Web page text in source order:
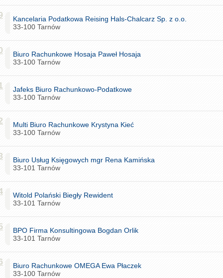
Kancelaria Podatkowa Reising Hals-Chalcarz Sp. z o.o.
33-100 Tarnów
Biuro Rachunkowe Hosaja Paweł Hosaja
33-100 Tarnów
Jafeks Biuro Rachunkowo-Podatkowe
33-100 Tarnów
Multi Biuro Rachunkowe Krystyna Kieć
33-100 Tarnów
Biuro Usług Księgowych mgr Rena Kamińska
33-101 Tarnów
Witold Polański Biegły Rewident
33-101 Tarnów
BPO Firma Konsultingowa Bogdan Orlik
33-101 Tarnów
Biuro Rachunkowe OMEGA Ewa Płaczek
33-100 Tarnów